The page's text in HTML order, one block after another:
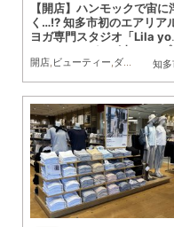
知多
【開店】ハンモックで宙に
く…!? 知多市初のエアリア
ヨガ専門スタジオ「Lila
a studio」が8/1(土)オープ
／ちたまる広告
開店 ビューティー ダイエット ,